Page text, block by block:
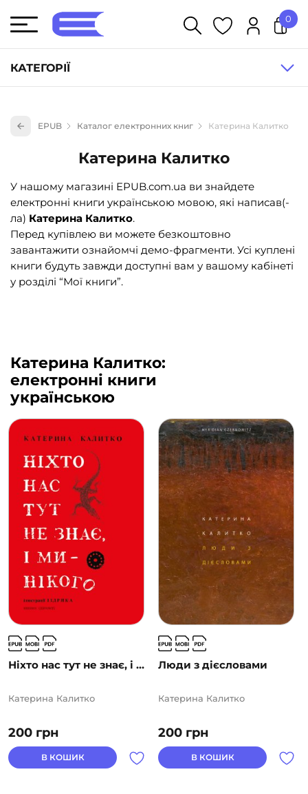
КАТЕГОРІЇ
Книги для дітей (833)
Книги для підлітків (240)
Науково-популярна література (1015)
Навчальна література та посібники (527)
Енциклопедії, довідники, словники (55)
Подарункові сертифікати (1)
0
EPUB Каталог електронних книг Катерина Калитко
Катерина Калитко
У нашому магазині EPUB.com.ua ви знайдете
електронні книги українською мовою, які написав(-
ла) Катерина Калитко.
Перед купівлею ви можете безкоштовно
завантажити ознайомчі демо-фрагменти. Усі куплені
книги будуть завжди доступні вам у вашому кабінеті
у розділі “Мої книги”.
Катерина Калитко:
електронні книги
українською
Ніхто нас тут не знає, і ...
200 грн
Катерина Калитко
В КОШИК
Люди з дієсловами
200 грн
Катерина Калитко
В КОШИК